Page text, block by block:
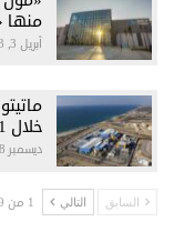
أبريل 3, 2023
خلال 2021
ديسمبر 8, 2021
السابق التالي 1 من 2٬329